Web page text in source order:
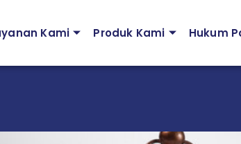
Kami Produk Kami Hukum